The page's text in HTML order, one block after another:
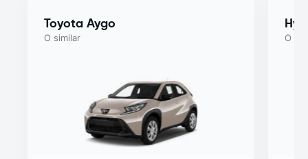
Toyota Aygo
O similar O